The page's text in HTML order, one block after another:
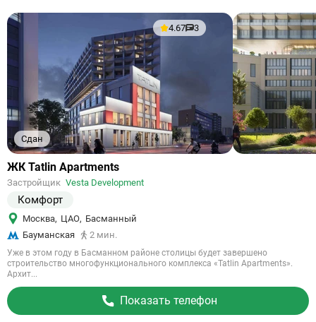
Сдан
4.67 3
Ссылка
объект
ЖК Tatlin Apartments
Застройщик Vesta Development
Комфорт
Москва, ЦАО, Басманный
Бауманская
2 мин.
Уже в этом году в Басманном районе столицы будет завершено
строительство многофункционального комплекса «Tatlin Apartments».
Архит...
Показать телефон